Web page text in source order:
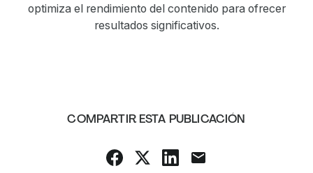
optimiza el rendimiento del contenido para ofrecer
resultados significativos.
COMPARTIR ESTA PUBLICACIÓN